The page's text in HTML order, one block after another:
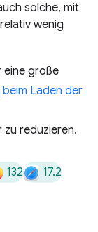
solche, mit
wenig
eine große
Laden der
zu reduzieren.
132 17.2